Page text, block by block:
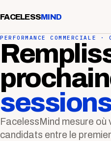
FACELESSMIND
PERFORMANCE COMMERCIALE ·
FacelessMind mesure
candidats entre le